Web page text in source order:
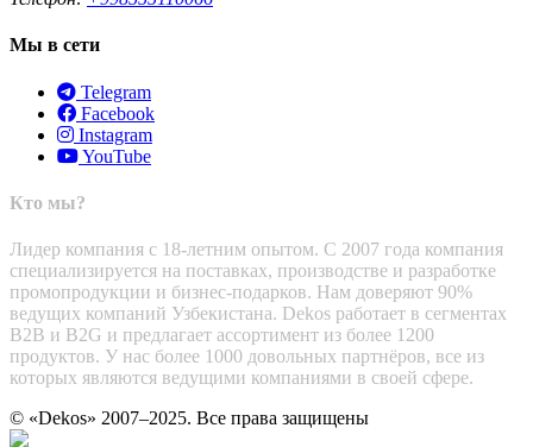
Мы в сети
Telegram
Facebook
Instagram
YouTube
Кто мы?
Лидер компания с 18-летним опытом. С 2007 года компания
специализируется на поставках, производстве и разработке
промопродукции и бизнес-подарков. Нам доверяют 90%
ведущих компаний Узбекистана. Dekos работает в сегментах
B2B и B2G и предлагает ассортимент из более 1200
продуктов. У нас более 1000 довольных партнёров, все из
которых являются ведущими компаниями в своей сфере.
© «Dekos» 2007–2025. Все права защищены